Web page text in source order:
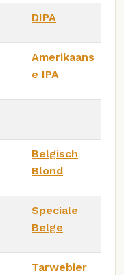
DIPA
Amerikaans
e IPA
Belgisch
Blond
Speciale
Belge
Tarwebier